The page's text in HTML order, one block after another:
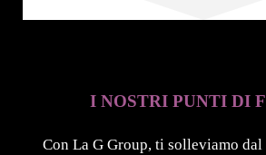
I NOSTRI PUNTI DI
Con La G Group, ti solleviamo dal